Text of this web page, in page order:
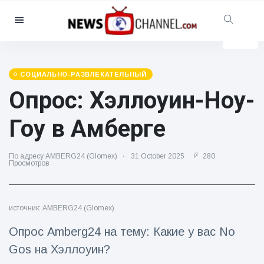
Категории
Социально-развлекательный
Кино и телевидение
(81)
Спорт
(237)
Мода и красота
Автомобили и мотор
(5997)
Еда и напитки
Стиль жизни и досуг
СОЦИАЛЬНО-РАЗВЛЕКАТЕЛЬНЫЙ
Опрос: Хэллоуин-Ноу-
Гоу в Амберге
По адресу AMBERG24 (Glomex) 31 October 2025
280
Просмотров
источник: AMBERG24 (Glomex)
Опрос Amberg24 на тему: Какие у вас No
Gos на Хэллоуин?